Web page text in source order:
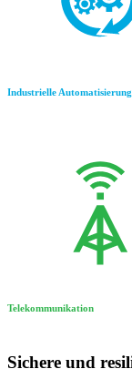
Industrielle Automatisierung
Telekommunikation
Sichere und